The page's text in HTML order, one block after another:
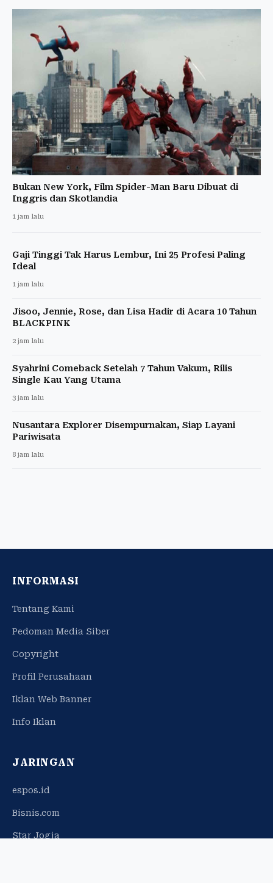
Bukan New York, Film Spider-Man Baru Dibuat di
Inggris dan Skotlandia
1 jam lalu
Gaji Tinggi Tak Harus Lembur, Ini 25 Profesi Paling
Ideal
1 jam lalu
Jisoo, Jennie, Rose, dan Lisa Hadir di Acara 10 Tahun
BLACKPINK
2 jam lalu
Syahrini Comeback Setelah 7 Tahun Vakum, Rilis
Single Kau Yang Utama
3 jam lalu
Nusantara Explorer Disempurnakan, Siap Layani
Pariwisata
8 jam lalu
INFORMASI
Tentang Kami
Pedoman Media Siber
Copyright
Profil Perusahaan
Iklan Web Banner
Info Iklan
JARINGAN
espos.id
Bisnis.com
Star Jogja